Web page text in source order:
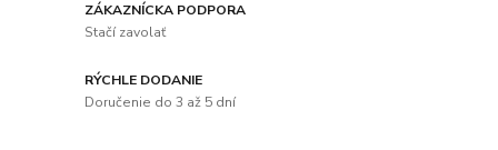
ZÁKAZNÍCKA PODPORA
Stačí zavolať
RÝCHLE DODANIE
Doručenie do 3 až 5 dní